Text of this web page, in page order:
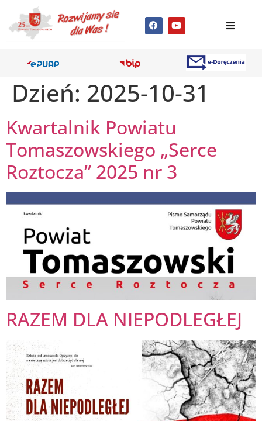
Dzień: 2025-10-31
Kwartalnik Powiatu
Tomaszowskiego „Serce
Roztocza” 2025 nr 3
RAZEM DLA NIEPODLEGŁEJ